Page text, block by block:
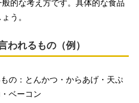
的な考え方です。具体的な食品
う。
われるもの（例）
の：とんかつ・からあげ・天ぷ
ベーコン